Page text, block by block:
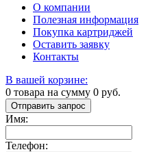
О компании
Полезная информация
Покупка картриджей
Оставить заявку
Контакты
В вашей корзине:
0 товара на сумму 0 руб.
Отправить запрос
Имя:
Телефон: